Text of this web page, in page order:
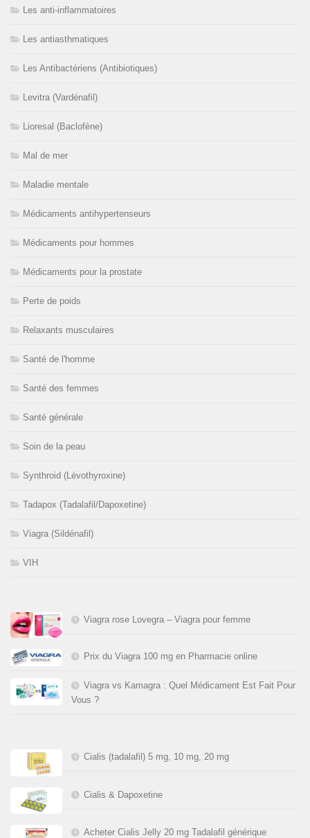
Les anti-inflammatoires
Les antiasthmatiques
Les Antibactériens (Antibiotiques)
Levitra (Vardénafil)
Lioresal (Baclofène)
Mal de mer
Maladie mentale
Médicaments antihypertenseurs
Médicaments pour hommes
Médicaments pour la prostate
Perte de poids
Relaxants musculaires
Santé de l'homme
Santé des femmes
Santé générale
Soin de la peau
Synthroid (Lévothyroxine)
Tadapox (Tadalafil/Dapoxetine)
Viagra (Sildénafil)
VIH
Viagra rose Lovegra – Viagra pour femme
Prix du Viagra 100 mg en Pharmacie online
Viagra vs Kamagra : Quel Médicament Est Fait Pour
Vous ?
Cialis (tadalafil) 5 mg, 10 mg, 20 mg
Cialis & Dapoxetine
Acheter Cialis Jelly 20 mg Tadalafil générique